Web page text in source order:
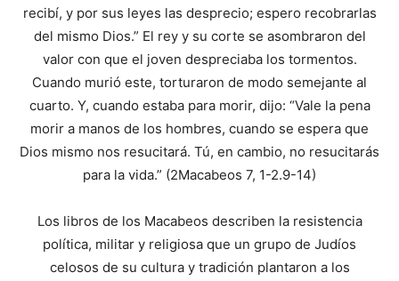
recibí, y por sus leyes las desprecio; espero recobrarlas
del mismo Dios.” El rey y su corte se asombraron del
valor con que el joven despreciaba los tormentos.
Cuando murió este, torturaron de modo semejante al
cuarto. Y, cuando estaba para morir, dijo: “Vale la pena
morir a manos de los hombres, cuando se espera que
Dios mismo nos resucitará. Tú, en cambio, no resucitarás
para la vida.” (2Macabeos 7, 1-2.9-14)
Los libros de los Macabeos describen la resistencia
política, militar y religiosa que un grupo de Judíos
celosos de su cultura y tradición plantaron a los